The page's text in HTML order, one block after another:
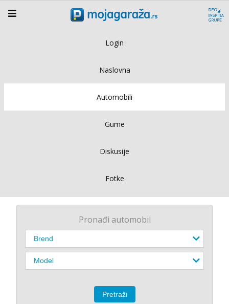
Login
Naslovna
Automobili
Gume
Diskusije
Fotke
Pronađi automobil